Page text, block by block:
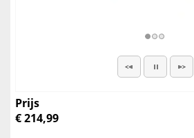
Prijs
€ 214,99